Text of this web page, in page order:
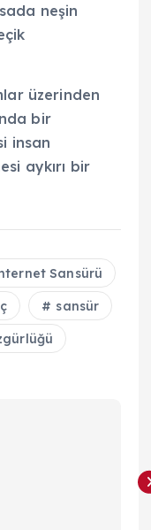
neşin
üzerinden
bir
insan
aykırı bir
Sansürü
sansür